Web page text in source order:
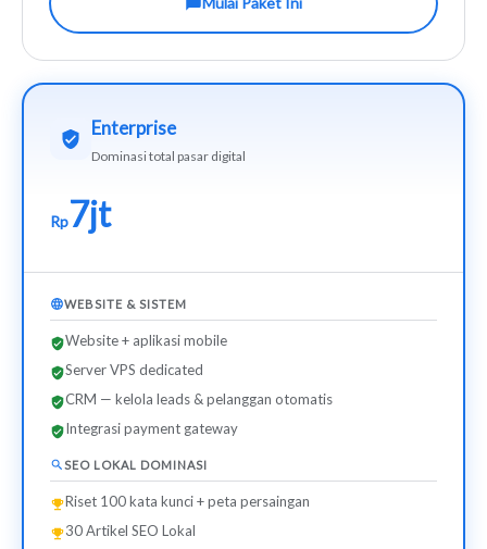
Enterprise
Dominasi total pasar digital
Rp7jt
WEBSITE & SISTEM
Website + aplikasi mobile
Server VPS dedicated
CRM — kelola leads & pelanggan otomatis
Integrasi payment gateway
SEO LOKAL DOMINASI
Riset 100 kata kunci + peta persaingan
30 Artikel SEO Lokal